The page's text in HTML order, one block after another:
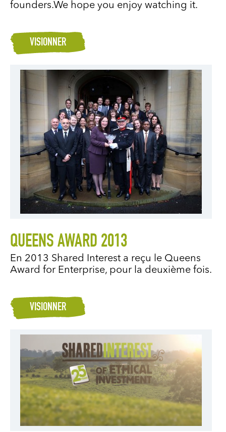
founders.We hope you enjoy watching it.
VISIONNER
QUEENS AWARD 2013
En 2013 Shared Interest a reçu le Queens
Award for Enterprise, pour la deuxième fois.
VISIONNER